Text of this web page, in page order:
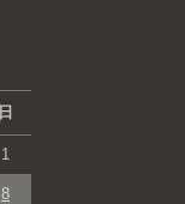
日
1
8